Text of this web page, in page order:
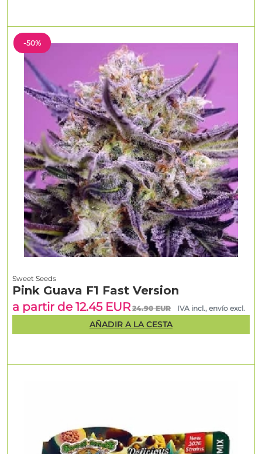
-50%
Sweet Seeds
Pink Guava F1 Fast Version
a partir de 12.45 EUR 24.90 EUR IVA incl., envío excl.
AÑADIR A LA CESTA